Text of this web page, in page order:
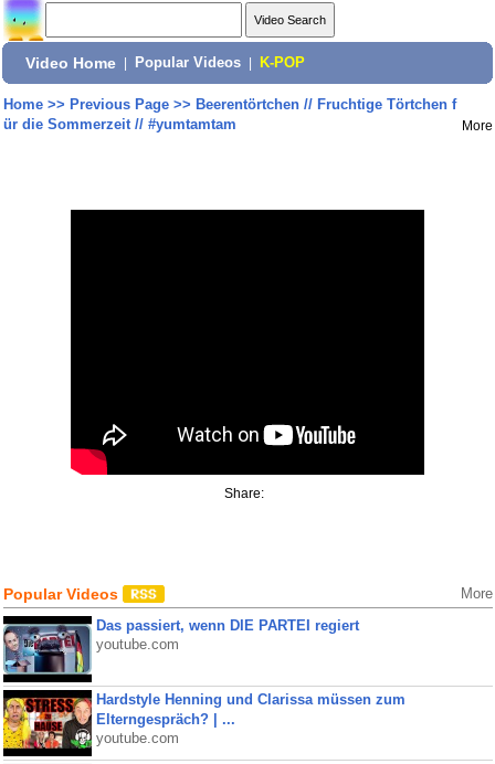
Video Home Popular Videos K-POP
Home>> Previous Page>> Beerentörtchen // Fruchtige Törtchen f
ür die Sommerzeit // #yumtamtam
More
Share:
Popular Videos More
Das passiert, wenn DIE PARTEI regiert
youtube.com
Hardstyle Henning und Clarissa müssen zum
Elterngespräch? | ...
youtube.com